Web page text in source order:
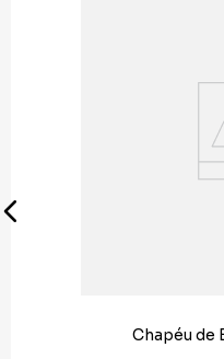
Chapéu de